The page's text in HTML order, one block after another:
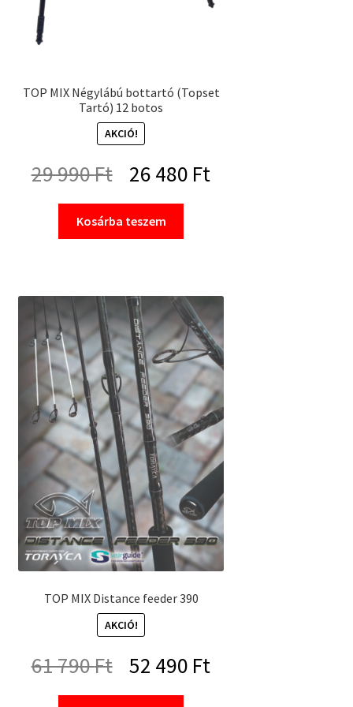
TOP MIX Négylábú bottartó (Topset
Tartó) 12 botos
AKCIÓ!
29 990Ft
Original
price
was:
990 Ft.
26 480 FtCurrent
480 Ft.
Kosárba teszem
TOP MIX Distance feeder 390
AKCIÓ!
61 790Ft
Original
price
52 490 Ft